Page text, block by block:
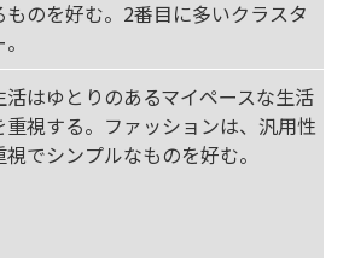
ものを好む。2番目に多いクラスタ
活はゆとりのあるマイペースな生活
重視する。ファッションは、汎用性
視でシンプルなものを好む。